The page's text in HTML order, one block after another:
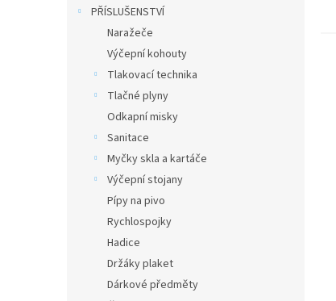
PŘÍSLUŠENSTVÍ
Naražeče
Výčepní kohouty
Tlakovací technika
Tlačné plyny
Odkapní misky
Sanitace
Myčky skla a kartáče
Výčepní stojany
Pípy na pivo
Rychlospojky
Hadice
Držáky plaket
Dárkové předměty